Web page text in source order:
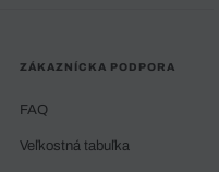
ZÁKAZNÍCKA PODPORA
FAQ
Veľkostná tabuľka